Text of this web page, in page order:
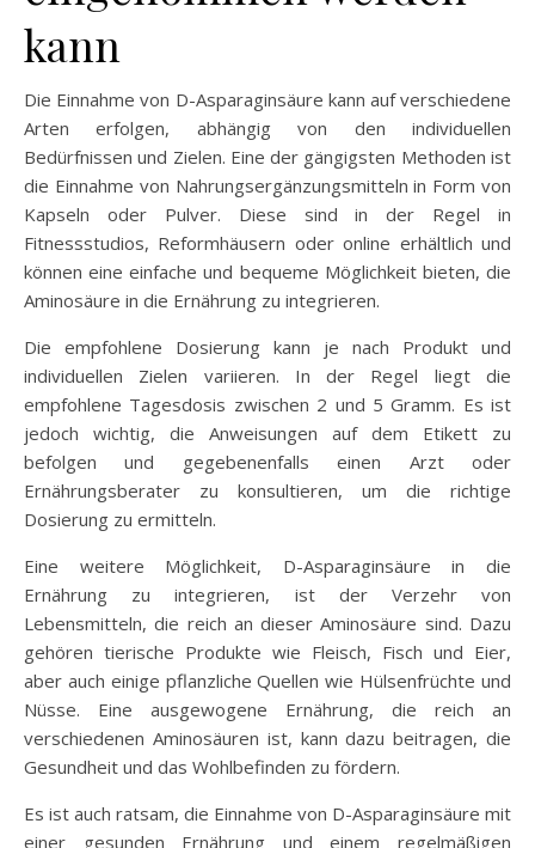
kann
Die Einnahme von D-Asparaginsäure kann auf verschiedene
Arten erfolgen, abhängig von den individuellen
Bedürfnissen und Zielen. Eine der gängigsten Methoden ist
die Einnahme von Nahrungsergänzungsmitteln in Form von
Kapseln oder Pulver. Diese sind in der Regel in
Fitnessstudios, Reformhäusern oder online erhältlich und
können eine einfache und bequeme Möglichkeit bieten, die
Aminosäure in die Ernährung zu integrieren.
Die empfohlene Dosierung kann je nach Produkt und
individuellen Zielen variieren. In der Regel liegt die
empfohlene Tagesdosis zwischen 2 und 5 Gramm. Es ist
jedoch wichtig, die Anweisungen auf dem Etikett zu
befolgen und gegebenenfalls einen Arzt oder
Ernährungsberater zu konsultieren, um die richtige
Dosierung zu ermitteln.
Eine weitere Möglichkeit, D-Asparaginsäure in die
Ernährung zu integrieren, ist der Verzehr von
Lebensmitteln, die reich an dieser Aminosäure sind. Dazu
gehören tierische Produkte wie Fleisch, Fisch und Eier,
aber auch einige pflanzliche Quellen wie Hülsenfrüchte und
Nüsse. Eine ausgewogene Ernährung, die reich an
verschiedenen Aminosäuren ist, kann dazu beitragen, die
Gesundheit und das Wohlbefinden zu fördern.
Es ist auch ratsam, die Einnahme von D-Asparaginsäure mit
einer gesunden Ernährung und einem regelmäßigen